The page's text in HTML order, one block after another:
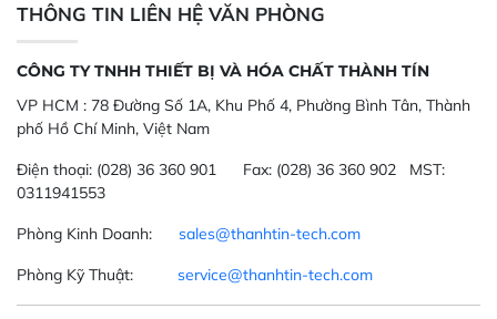
THÔNG TIN LIÊN HỆ VĂN PHÒNG
CÔNG TY TNHH THIẾT BỊ VÀ HÓA CHẤT THÀNH TÍN
VP HCM : 78 Đường Số 1A, Khu Phố 4, Phường Bình Tân, Thành
phố Hồ Chí Minh, Việt Nam
Điện thoại: (028) 36 360 901 Fax: (028) 36 360 902 MST:
0311941553
Phòng Kinh Doanh: sales@thanhtin-tech.com
Phòng Kỹ Thuật: service@thanhtin-tech.com